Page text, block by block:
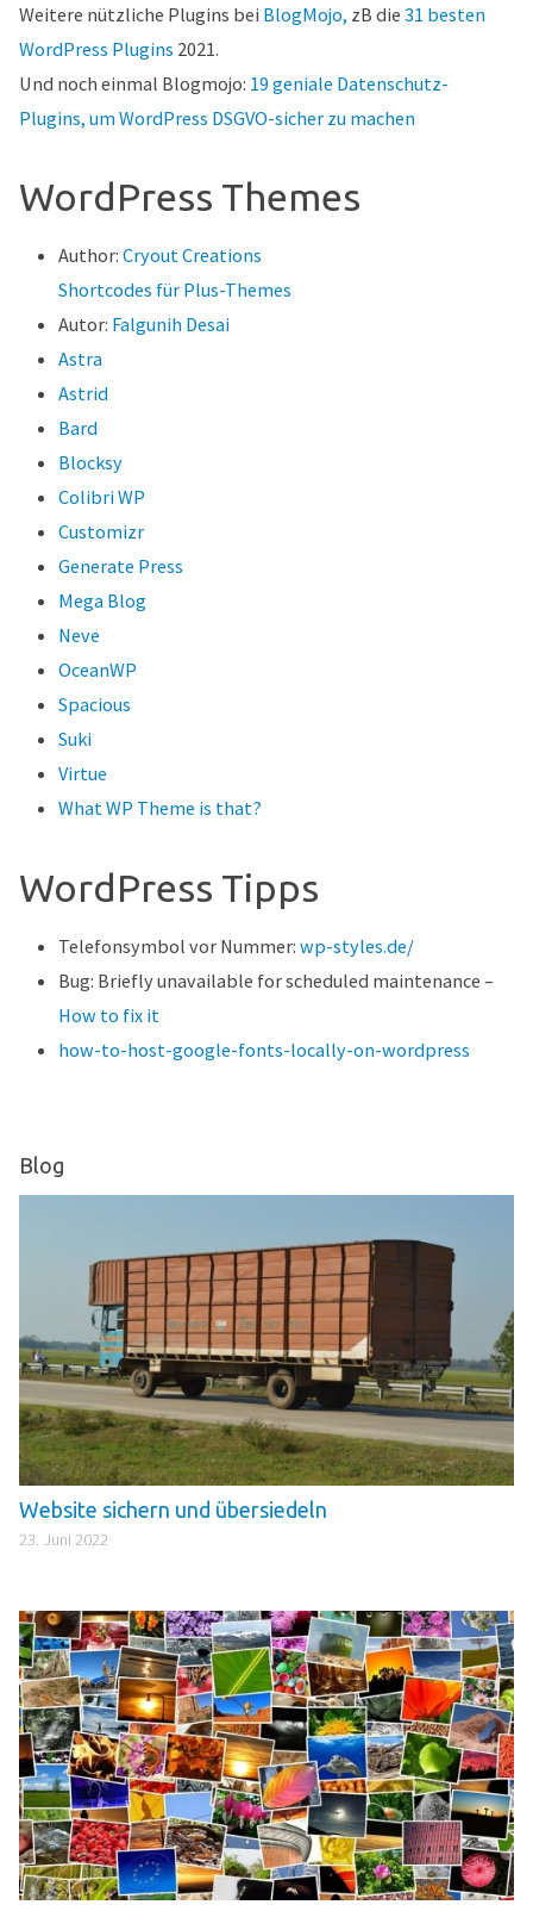
Weitere nützliche Plugins bei BlogMojo, zB die31 besten
WordPress Plugins 2021.
Und noch einmal Blogmojo: 19 geniale Datenschutz-
Plugins, um WordPress DSGVO-sicher zu machen
WordPress Themes
Author: Cryout Creations
Shortcodes für Plus-Themes
Autor: Falgunih Desai
Astra
Astrid
Bard
Blocksy
Colibri WP
Customizr
Generate Press
Mega Blog
Neve
OceanWP
Spacious
Suki
Virtue
What WP Theme is that?
WordPress Tipps
Telefonsymbol vor Nummer: wp-styles.de/
Bug: Briefly unavailable for scheduled maintenance –
How to fix it
how-to-host-google-fonts-locally-on-wordpress
Blog
Website sichern und übersiedeln
23. Juni 2022